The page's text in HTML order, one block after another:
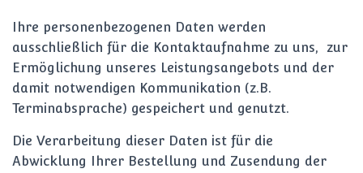
Ihre personenbezogenen Daten werden
ausschließlich für die Kontaktaufnahme zu uns, zur
Ermöglichung unseres Leistungsangebots und der
damit notwendigen Kommunikation (z.B.
Terminabsprache) gespeichert und genutzt.
Die Verarbeitung dieser Daten ist für die
Abwicklung Ihrer Bestellung und Zusendung der